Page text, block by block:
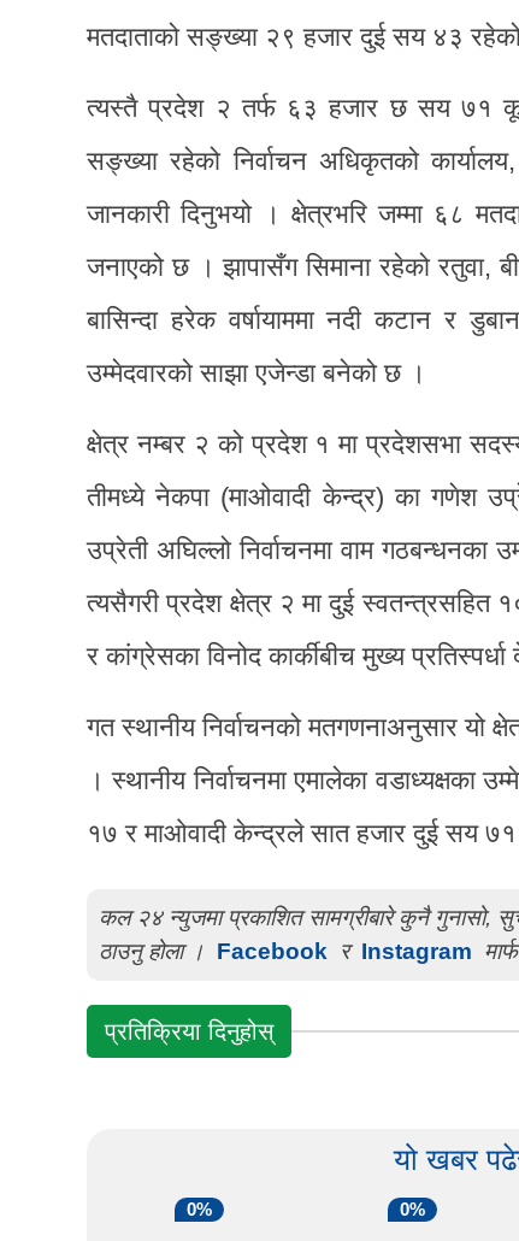
मतदाताको सङ्ख्या २९ हजार दुई सय ४३
त्यस्तै प्रदेश २ तर्फ ६३ हजार छ सय ७१
सङ्ख्या रहेको निर्वाचन अधिकृतको
जानकारी दिनुभयो । क्षेत्रभरि जम्मा ६८
जनाएको छ । झापासँग सिमाना रहेको रतुवा,
बासिन्दा हरेक वर्षायाममा नदी कटान र
उम्मेदवारको साझा एजेन्डा बनेको छ ।
क्षेत्र नम्बर २ को प्रदेश १ मा प्रदेशसभा
तीमध्ये नेकपा (माओवादी केन्द्र) का गणेश
उप्रेती अघिल्लो निर्वाचनमा वाम गठबन्धनका
त्यसैगरी प्रदेश क्षेत्र २ मा दुई स्वतन्त्रसहित
र कांग्रेसका विनोद कार्कीबीच मुख्य
गत स्थानीय निर्वाचनको मतगणनाअनुसार यो
। स्थानीय निर्वाचनमा एमालेका
१७ र माओवादी केन्द्रले सात हजार दुई सय
कल २४ न्युजमा प्रकाशित सामग्रीबारे कुनै गुनासो,
ठाउनु होला ।
Facebook र Instagram
प्रतिक्रिया दिनुहोस्
यो खबर
0% 0%